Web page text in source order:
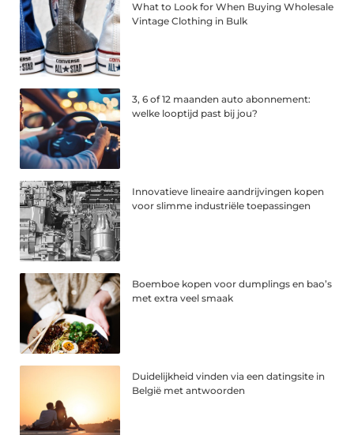
What to Look for When Buying Wholesale
Vintage Clothing in Bulk
3, 6 of 12 maanden auto abonnement:
welke looptijd past bij jou?
Innovatieve lineaire aandrijvingen kopen
voor slimme industriële toepassingen
Boemboe kopen voor dumplings en bao’s
met extra veel smaak
Duidelijkheid vinden via een datingsite in
België met antwoorden